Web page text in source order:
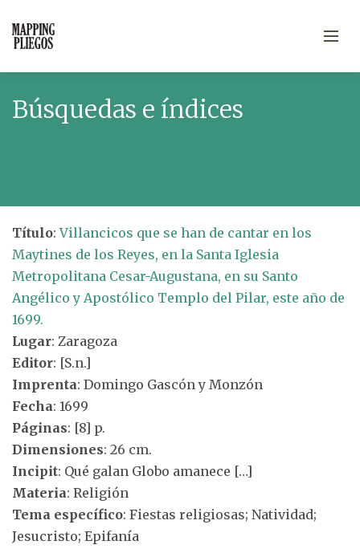
Búsquedas e índices
Título:Villancicos que se han de cantar en los
Maytines de los Reyes, en la Santa Iglesia
Metropolitana Cesar-Augustana, en su Santo
Angélico y Apostólico Templo del Pilar, este año de
1699.
Lugar: Zaragoza
Editor: [S.n.]
Imprenta: Domingo Gascón y Monzón
Fecha: 1699
Páginas: [8] p.
Dimensiones: 26 cm.
Incipit: Qué galan Globo amanece […]
Materia: Religión
Tema específico: Fiestas religiosas; Natividad;
Jesucristo; Epifanía